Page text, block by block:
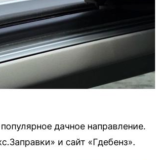
дачное направление.
и сайт «Гдебенз».